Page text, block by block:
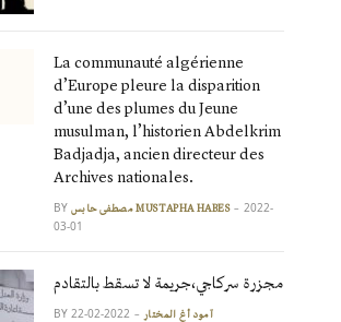
La communauté algérienne
d’Europe pleure la disparition
d’une des plumes du Jeune
musulman, l’historien Abdelkrim
Badjadja, ancien directeur des
Archives nationales.
BY مصطفى حابس MUSTAPHA HABES
2022-
03-01
مجزرة سركاجي،جريمة لا تسقط بالتقادم
BY آمود أغ المختار 2022-02-22